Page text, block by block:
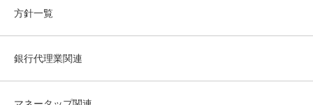
方針一覧
銀行代理業関連